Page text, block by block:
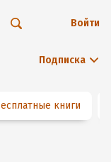
Подписка
Войти
книги